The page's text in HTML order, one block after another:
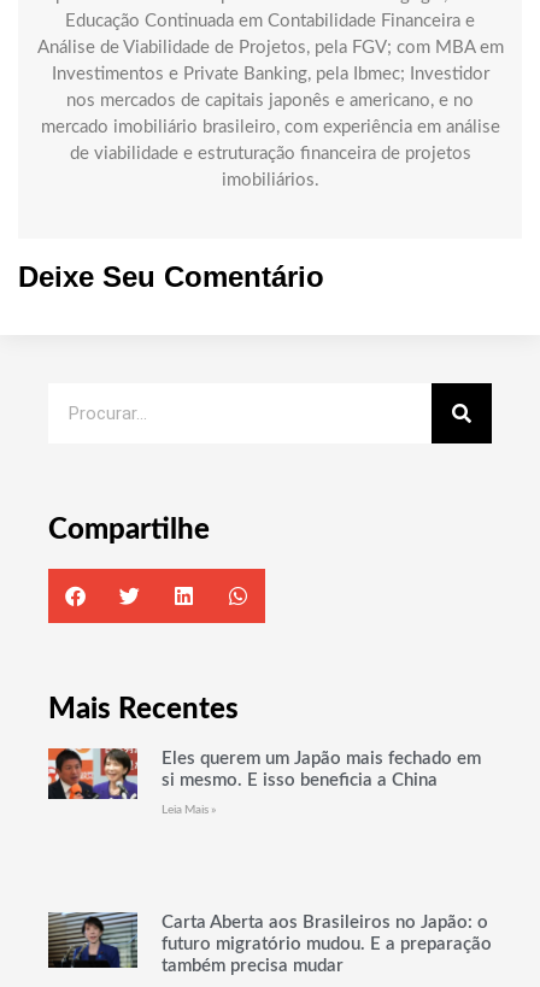
Educação Continuada em Contabilidade Financeira e
Análise de Viabilidade de Projetos, pela FGV; com MBA em
Investimentos e Private Banking, pela Ibmec; Investidor
nos mercados de capitais japonês e americano, e no
mercado imobiliário brasileiro, com experiência em análise
de viabilidade e estruturação financeira de projetos
imobiliários.
Deixe Seu Comentário
Compartilhe
Mais Recentes
Eles querem um Japão mais fechado em
si mesmo. E isso beneficia a China
Leia Mais »
Carta Aberta aos Brasileiros no Japão: o
futuro migratório mudou. E a preparação
também precisa mudar